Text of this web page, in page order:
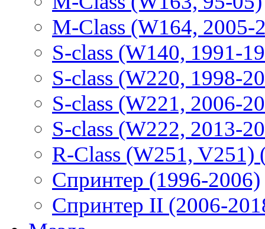
M-Class (W164, 2005-
S-class (W140, 1991-
S-class (W220, 1998-
S-class (W221, 2006-
S-class (W222, 2013-
R-Class (W251, V251)
Спринтер (1996-2006)
Спринтер II (2006-